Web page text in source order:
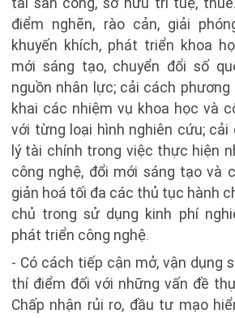
điểm nghẽn, rào cản, giải
khuyến khích, phát triển khoa
mới sáng tạo, chuyển đổi số
nguồn nhân lực; cải cách
khai các nhiệm vụ khoa học và
với từng loại hình nghiên cứu; cải
lý tài chính trong việc thực hiện
công nghệ, đổi mới sáng tạo và
giản hoá tối đa các thủ tục hành
chủ trong sử dụng kinh phí
phát triển công nghệ.
- Có cách tiếp cận mở, vận dụng
thí điểm đối với những vấn đề
Chấp nhận rủi ro, đầu tư mạo